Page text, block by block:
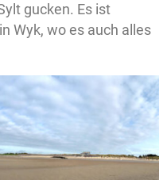
gucken. Es ist
Wyk, wo es auch alles